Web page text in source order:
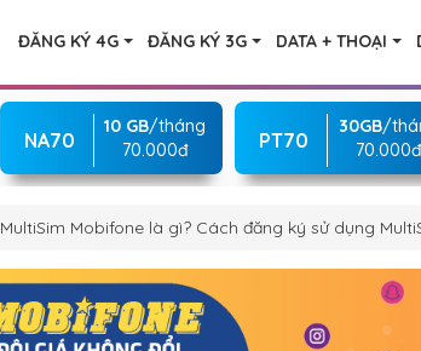
ĐĂNG KÝ 4G ĐĂNG KÝ 3G DATA + THOẠI
NA70
10 GB/tháng
70.000đ
PT70
30GB/
70.000đ
MultiSim Mobifone là gì? Cách đăng ký sử dụng